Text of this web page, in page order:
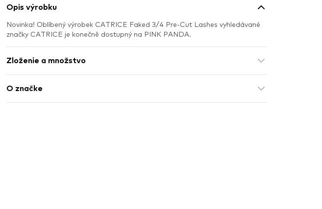
Opis výrobku
Novinka! Oblíbený výrobek CATRICE Faked 3/4 Pre-Cut Lashes vyhledávané
značky CATRICE je konečně dostupný na PINK PANDA.
Zloženie a množstvo
O značke